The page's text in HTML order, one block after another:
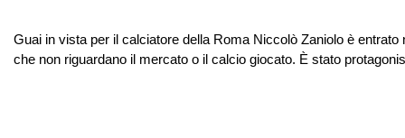
Guai in vista per il calciatore della Roma Niccolò Zaniolo è
che non riguardano il mercato o il calcio giocato. È stato